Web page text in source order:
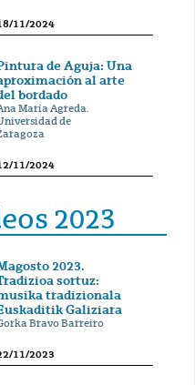
11/2024
de Aguja: Una
al arte
bordado
María Agreda.
de
11/2024
2023
2023.
sortuz:
tradizionala
Galiziara
Bravo Barreiro
11/2023